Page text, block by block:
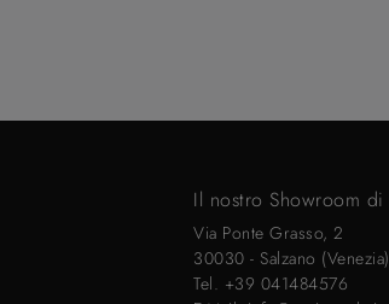
Il nostro Showroom di
Via Ponte Grasso, 2
30030 - Salzano (Venezia)
Tel. +39 041484576